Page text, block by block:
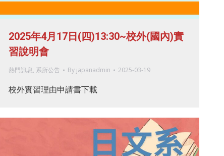
2025年4月17日(四)13:30~校外(國內)實
習說明會
熱門訊息, 系所公告 By japanadmin 2025-03-19
校外實習理由申請書下載